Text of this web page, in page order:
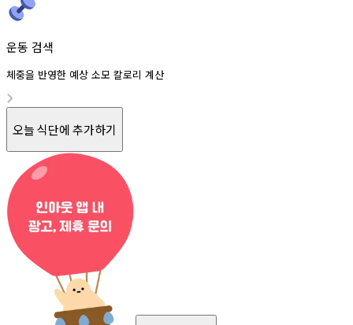
운동 검색
체중을 반영한 예상 소모 칼로리 계산
오늘 식단에 추가하기